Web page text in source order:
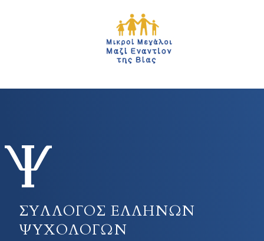
ΣΥΛΛΟΓΟΣ ΕΛΛΗΝΩΝ
ΨΥΧΟΛΟΓΩΝ